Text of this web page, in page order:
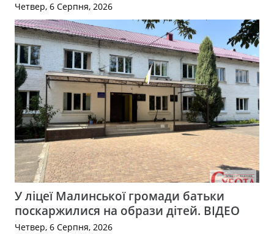
Четвер, 6 Серпня, 2026
У ліцеї Малинської громади батьки
поскаржилися на образи дітей. ВІДЕО
Четвер, 6 Серпня, 2026